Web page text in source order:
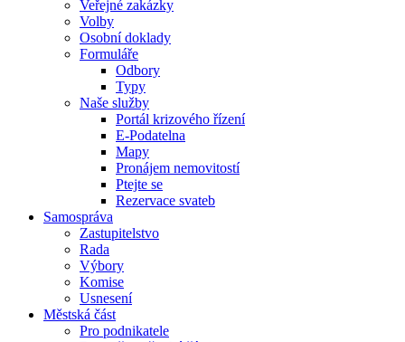
Veřejné zakázky
Volby
Osobní doklady
Formuláře
Odbory
Typy
Naše služby
Portál krizového řízení
E-Podatelna
Mapy
Pronájem nemovitostí
Ptejte se
Rezervace svateb
Samospráva
Zastupitelstvo
Rada
Výbory
Komise
Usnesení
Městská část
Pro podnikatele